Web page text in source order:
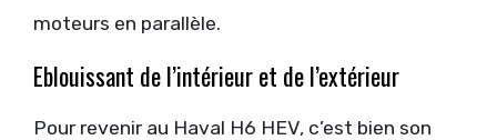
moteurs en parallèle.
Eblouissant de l’intérieur et de l’extérieur
Pour revenir au Haval H6 HEV, c’est bien son